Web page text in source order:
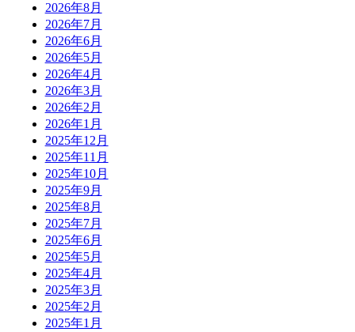
2026年8月
2026年7月
2026年6月
2026年5月
2026年4月
2026年3月
2026年2月
2026年1月
2025年12月
2025年11月
2025年10月
2025年9月
2025年8月
2025年7月
2025年6月
2025年5月
2025年4月
2025年3月
2025年2月
2025年1月